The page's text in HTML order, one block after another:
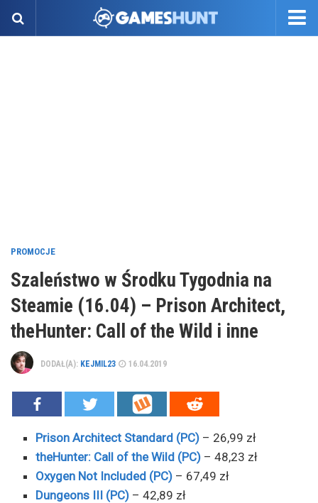
PROMOCJE
Szaleństwo w Środku Tygodnia na
Steamie (16.04) – Prison Architect,
theHunter: Call of the Wild i inne
DODAŁ(A): KEJMIL23 16.04.2019
Prison Architect Standard (PC) – 26,99 zł
theHunter: Call of the Wild (PC) – 48,23 zł
Oxygen Not Included (PC) – 67,49 zł
Dungeons III (PC) – 42,89 zł